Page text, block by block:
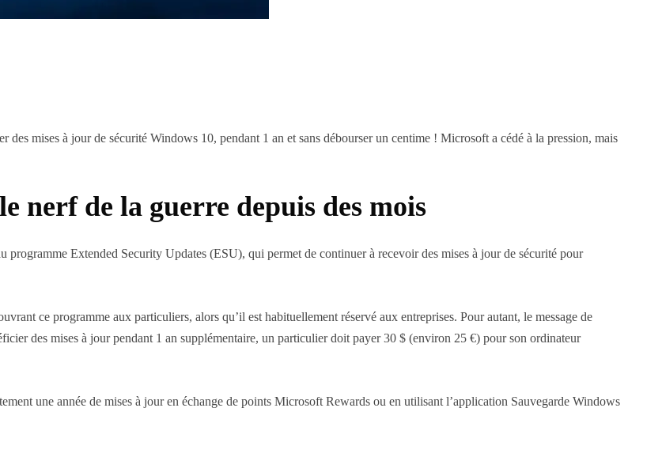
des mises à jour de sécurité Windows 10, pendant 1 an et sans débourser un centime ! Microsoft a cédé à la pression, mais
nerf de la guerre depuis des mois
programme Extended Security Updates (ESU), qui permet de continuer à recevoir des mises à jour de sécurité pour
ce programme aux particuliers, alors qu’il est habituellement réservé aux entreprises. Pour autant, le message de
des mises à jour pendant 1 an supplémentaire, un particulier doit payer 30 $ (environ 25 €) pour son ordinateur
une année de mises à jour en échange de points Microsoft Rewards ou en utilisant l’application Sauvegarde Windows